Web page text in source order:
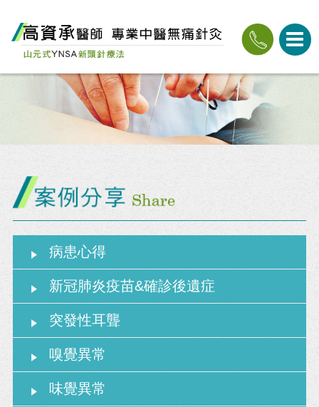
病患心得
新冠肺炎疫苗&確診後遺症
突發性耳聾
嗅覺異常
味覺異常